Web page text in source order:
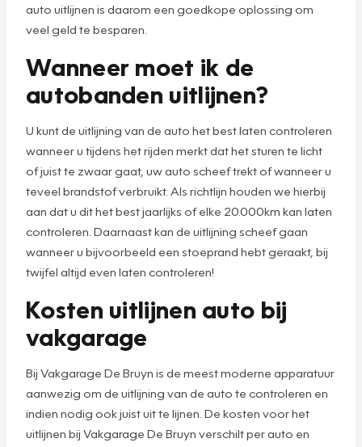
auto uitlijnen is daarom een goedkope oplossing om
veel geld te besparen.
Wanneer moet ik de
autobanden uitlijnen?
U kunt de uitlijning van de auto het best laten controleren
wanneer u tijdens het rijden merkt dat het sturen te licht
of juist te zwaar gaat, uw auto scheef trekt of wanneer u
teveel brandstof verbruikt. Als richtlijn houden we hierbij
aan dat u dit het best jaarlijks of elke 20.000km kan laten
controleren. Daarnaast kan de uitlijning scheef gaan
wanneer u bijvoorbeeld een stoeprand hebt geraakt, bij
twijfel altijd even laten controleren!
Kosten uitlijnen auto bij
vakgarage
Bij Vakgarage De Bruyn is de meest moderne apparatuur
aanwezig om de uitlijning van de auto te controleren en
indien nodig ook juist uit te lijnen. De kosten voor het
uitlijnen bij Vakgarage De Bruyn verschilt per auto en